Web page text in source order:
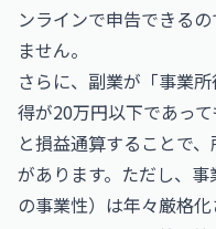
ンラインで申告できる
ません。
さらに、副業が「事業
得が20万円以下であっ
と損益通算することで
があります。ただし、
の事業性）は年々厳格